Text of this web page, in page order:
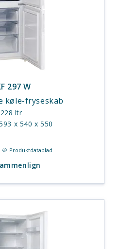
297 W
køle-fryseskab
228 ltr
1593 x 540 x 550
Produktdatablad